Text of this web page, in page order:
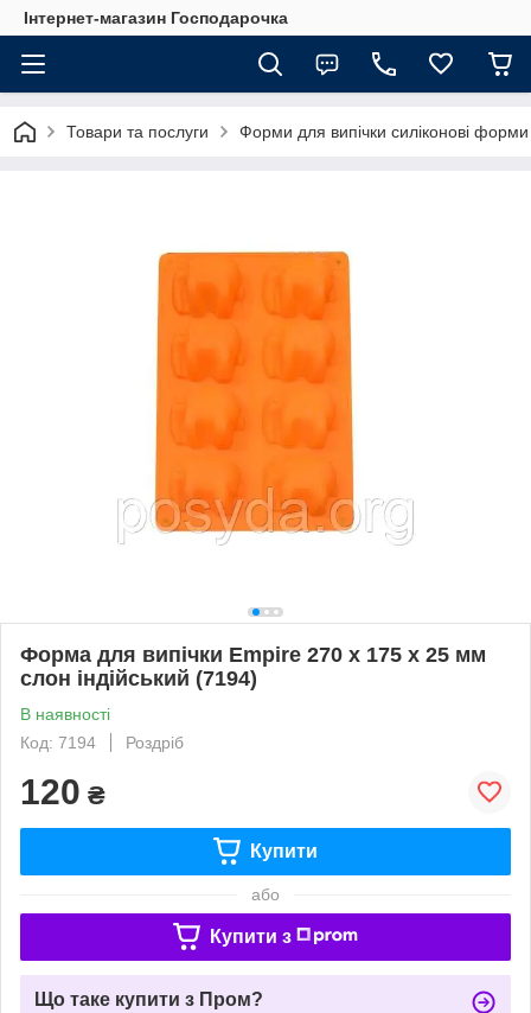
Інтернет-магазин Господарочка
Товари та послуги Форми для випічки силіконові форми
Форма для випічки Empire 270 x 175 x 25 мм
слон індійський (7194)
В наявності
Код: 7194
Роздріб
120 ₴
Купити
або
Купити з
Що таке купити з Пром?